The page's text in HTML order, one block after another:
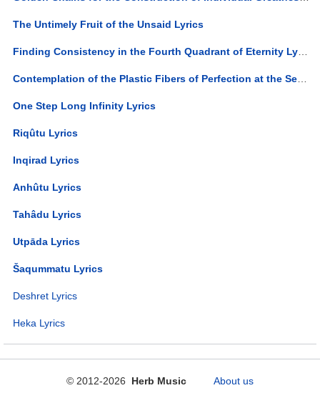
The Untimely Fruit of the Unsaid Lyrics
One Step Long Infinity Lyrics
Riqûtu Lyrics
Inqirad Lyrics
Anhûtu Lyrics
Tahâdu Lyrics
Utpāda Lyrics
Šaqummatu Lyrics
Deshret Lyrics
Heka Lyrics
© 2012-2026 Herb Music About us